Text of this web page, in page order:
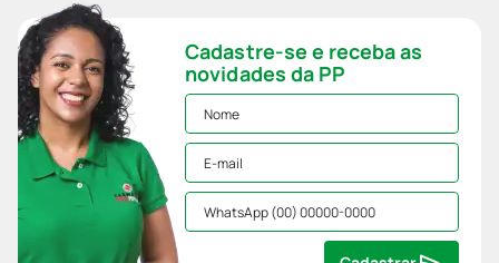
Cadastre-se e receba as
novidades da PP